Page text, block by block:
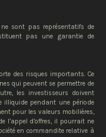
sont pas représentatifs de
pas une garantie de
des risques importants. Ce
qui peuvent se permettre de
les investisseurs doivent
illiquide pendant une période
pour les valeurs mobilières,
l’appel d’offres, il pourrait ne
en commandite relative à